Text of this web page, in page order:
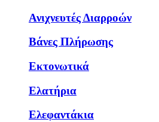
Ανιχνευτές Διαρροών
Βάνες Πλήρωσης
Εκτονωτικά
Ελατήρια
Ελεφαντάκια